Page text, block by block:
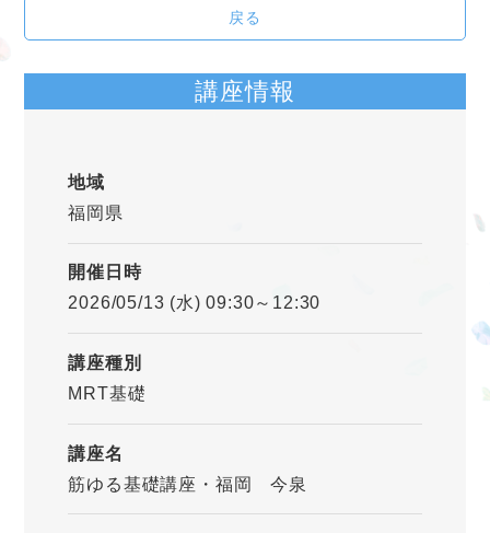
戻る
講座情報
地域
福岡県
開催日時
2026/05/13 (水) 09:30～12:30
講座種別
MRT基礎
講座名
筋ゆる基礎講座・福岡 今泉